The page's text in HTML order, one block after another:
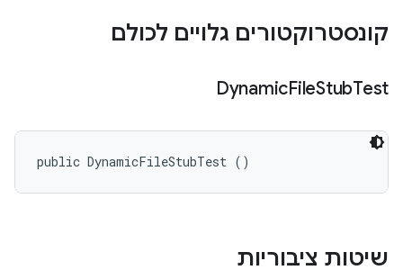
קונסטרוקטורים גלויים לכולם
DynamicFileStubTest
public DynamicFileStubTest ()
שיטות ציבוריות